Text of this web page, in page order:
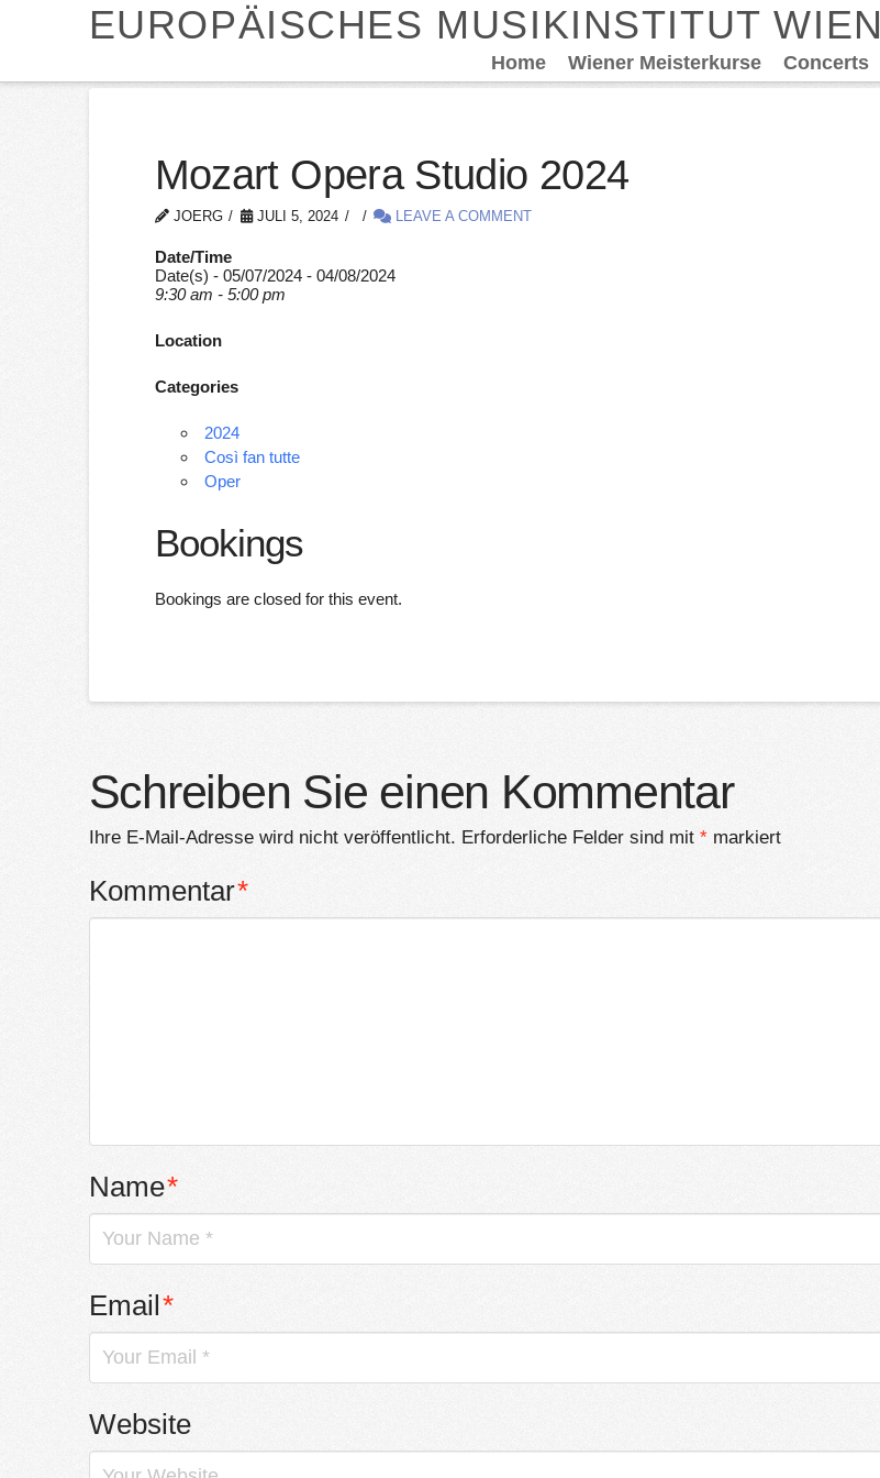
EUROPÄISCHES MUSIKINSTITUT WIEN
Home Wiener Meisterkurse Concerts
Mozart Opera Studio 2024
JOERG JULI 5, 2024 LEAVE A COMMENT
Date/Time
Date(s) - 05/07/2024 - 04/08/2024
9:30 am - 5:00 pm
Location
Categories
2024
Così fan tutte
Oper
Bookings
Bookings are closed for this event.
Schreiben Sie einen Kommentar
Ihre E-Mail-Adresse wird nicht veröffentlicht. Erforderliche Felder sind mit *markiert
Kommentar*
Name*
Email*
Website